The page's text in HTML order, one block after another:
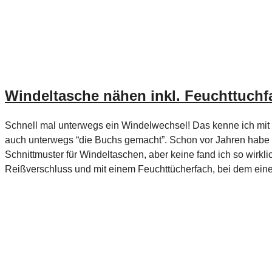
Windeltasche nähen inkl.
Schnell mal unterwegs ein Windelwechsel! Das kenne ich
auch unterwegs “die Buchs gemacht”. Schon vor Jahren
Schnittmuster für Windeltaschen, aber keine fand ich so
Reißverschluss und mit einem Feuchttücherfach, bei dem